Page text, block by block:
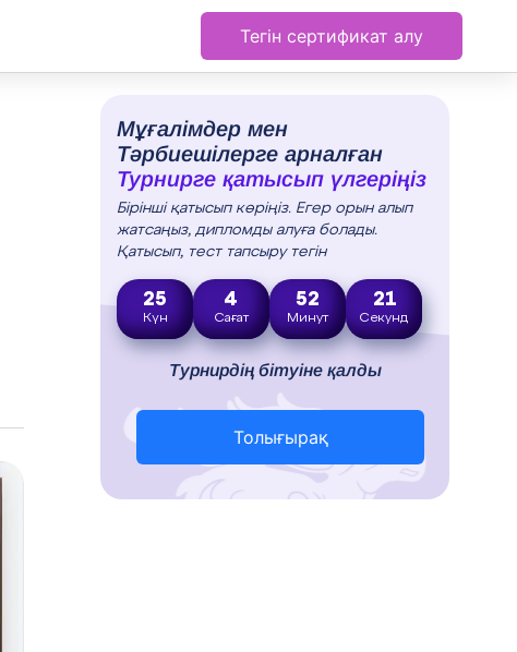
Тегін сертификат алу
Мұғалімдер мен
Тәрбиешілерге арналған
Турнирге қатысып үлгеріңіз
Бірінші қатысып көріңіз. Егер орын алып
жатсаңыз, дипломды алуға болады.
Қатысып, тест тапсыру тегін
25
Күн
4
Сағат
52
Минут
20
Секунд
Турнирдің бітуіне қалды
Толығырақ